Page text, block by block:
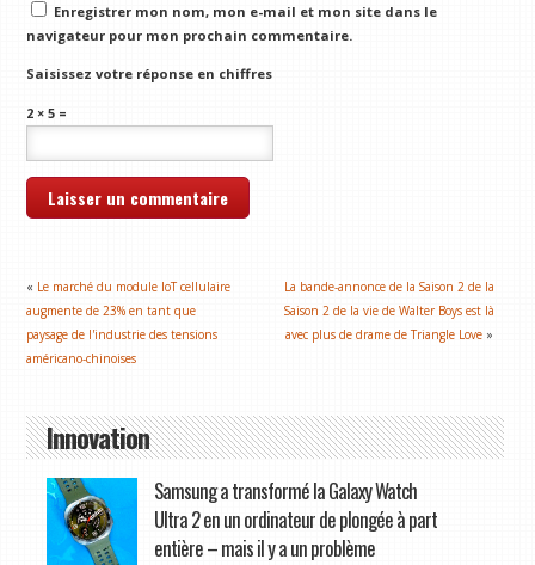
Enregistrer mon nom, mon e-mail et mon site dans le
navigateur pour mon prochain commentaire.
Saisissez votre réponse en chiffres
2 × 5 =
« Le marché du module IoT cellulaire
augmente de 23% en tant que
paysage de l'industrie des tensions
américano-chinoises
La bande-annonce de la Saison 2 de la
Saison 2 de la vie de Walter Boys est là
avec plus de drame de Triangle Love »
Innovation
Samsung a transformé la Galaxy Watch
Ultra 2 en un ordinateur de plongée à part
entière – mais il y a un problème